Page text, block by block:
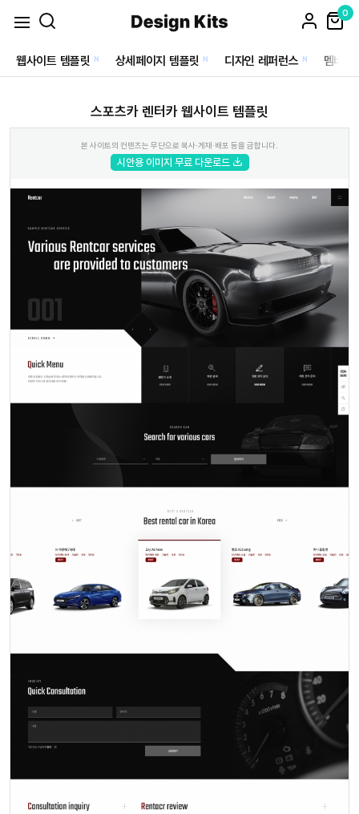
0
웹사이트 템플릿 N 상세페이지 템플릿 N 디자인 레퍼런스 N 멤버십
스포츠카 렌터카 웹사이트 템플릿
본 사이트의 컨텐츠는 무단으로 복사·게재·배포 등을 금합니다.
시안용 이미지 무료 다운로드